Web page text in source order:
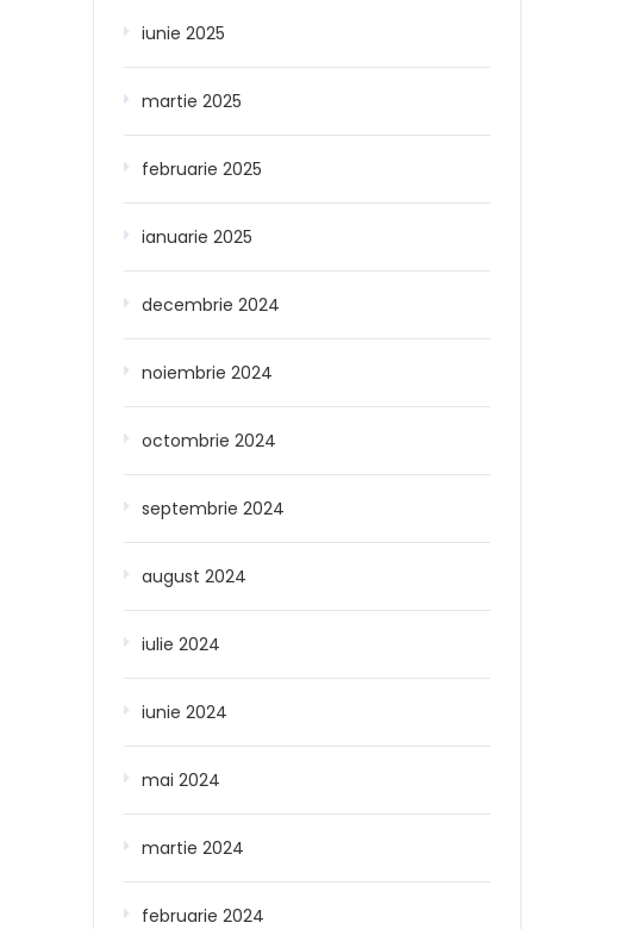
iunie 2025
martie 2025
februarie 2025
ianuarie 2025
decembrie 2024
noiembrie 2024
octombrie 2024
septembrie 2024
august 2024
iulie 2024
iunie 2024
mai 2024
martie 2024
februarie 2024